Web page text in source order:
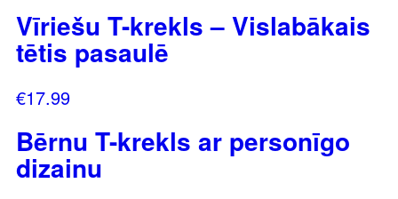
Vīriešu T-krekls – Vislabākais
tētis pasaulē
€17.99
Bērnu T-krekls ar personīgo
dizainu